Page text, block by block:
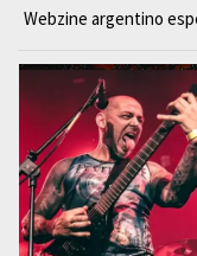
Webzine argentino